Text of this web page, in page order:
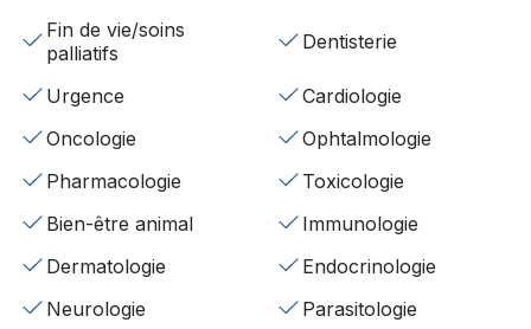
Fin de vie/soins
palliatifs
Dentisterie
Urgence
Cardiologie
Oncologie
Ophtalmologie
Pharmacologie
Toxicologie
Bien-être animal
Immunologie
Dermatologie
Endocrinologie
Neurologie
Parasitologie